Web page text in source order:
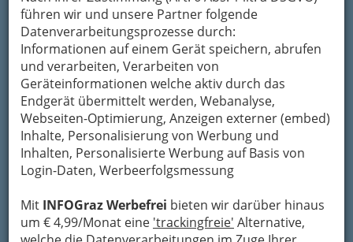
führen wir und unsere Partner folgende
Datenverarbeitungsprozesse durch:
Informationen auf einem Gerät speichern, abrufen
und verarbeiten, Verarbeiten von
Geräteinformationen welche aktiv durch das
Endgerät übermittelt werden, Webanalyse,
Webseiten-Optimierung, Anzeigen externer (embed)
Inhalte, Personalisierung von Werbung und
Inhalten, Personalisierte Werbung auf Basis von
Login-Daten, Werbeerfolgsmessung
Mit INFOGraz Werbefrei bieten wir darüber hinaus
um € 4,99/Monat eine 'trackingfreie' Alternative,
weitergeleitet.
Mein Name
Meine Email Adresse
Mein Betreff
Meine Nachricht